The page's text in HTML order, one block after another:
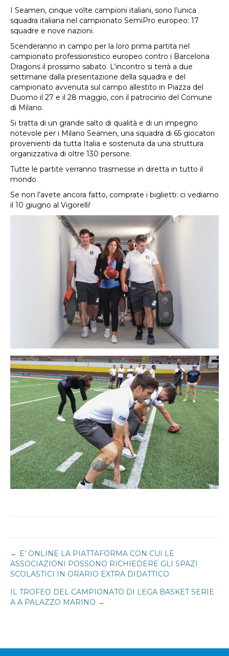
I Seamen, cinque volte campioni italiani, sono l’unica
squadra italiana nel campionato SemiPro europeo: 17
squadre e nove nazioni.
Scenderanno in campo per la loro prima partita nel
campionato professionistico europeo contro i Barcelona
Dragons il prossimo sabato. L’incontro si terrà a due
settimane dalla presentazione della squadra e del
campionato avvenuta sul campo allestito in Piazza del
Duomo il 27 e il 28 maggio, con il patrocinio del Comune
di Milano.
Si tratta di un grande salto di qualità e di un impegno
notevole per i Milano Seamen, una squadra di 65 giocatori
provenienti da tutta Italia e sostenuta da una struttura
organizzativa di oltre 130 persone.
Tutte le partite verranno trasmesse in diretta in tutto il
mondo.
Se non l’avete ancora fatto, comprate i biglietti: ci vediamo
il 10 giugno al Vigorelli!
Navigazione
articoli
← E’ ONLINE LA PIATTAFORMA CON CUI LE
ASSOCIAZIONI POSSONO RICHIEDERE GLI SPAZI
SCOLASTICI IN ORARIO EXTRA DIDATTICO
IL TROFEO DEL CAMPIONATO DI LEGA BASKET SERIE
A A PALAZZO MARINO →